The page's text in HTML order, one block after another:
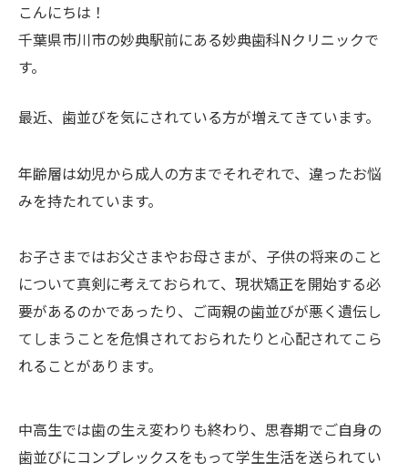
こんにちは！
千葉県市川市の妙典駅前にある妙典歯科Nクリニックで
す。
最近、歯並びを気にされている方が増えてきています。
年齢層は幼児から成人の方までそれぞれで、違ったお悩
みを持たれています。
お子さまではお父さまやお母さまが、子供の将来のこと
について真剣に考えておられて、現状矯正を開始する必
要があるのかであったり、ご両親の歯並びが悪く遺伝し
てしまうことを危惧されておられたりと心配されてこら
れることがあります。
中高生では歯の生え変わりも終わり、思春期でご自身の
歯並びにコンプレックスをもって学生生活を送られてい